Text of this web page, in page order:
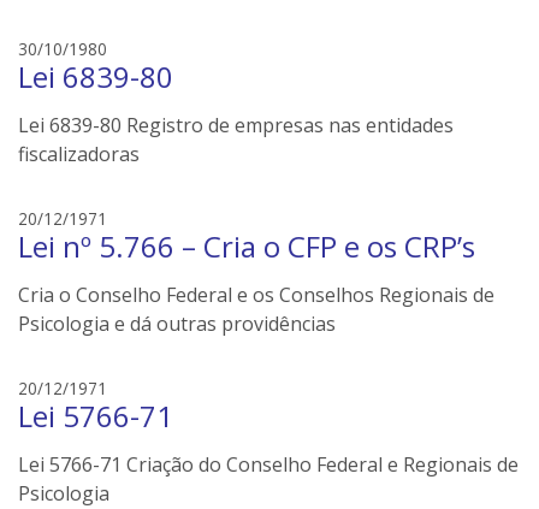
e
r
s
30/10/1980
d
o
n
l
e
r
Lei 6839-80
Lei 6839-80 Registro de empresas nas entidades
fiscalizadoras
20/12/1971
d
o
n
l
e
r
Lei nº 5.766 – Cria o CFP e os CRP’s
Cria o Conselho Federal e os Conselhos Regionais de
Psicologia e dá outras providências
20/12/1971
d
o
n
Lei 5766-71
Lei 5766-71 Criação do Conselho Federal e Regionais de
Psicologia